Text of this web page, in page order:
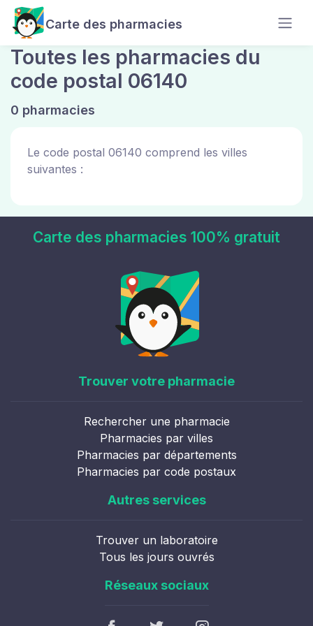
Carte des pharmacies
Toutes les pharmacies du
code postal 06140
0 pharmacies
Le code postal 06140 comprend les villes
suivantes :
Carte des pharmacies 100% gratuit
Trouver votre pharmacie
Rechercher une pharmacie
Pharmacies par villes
Pharmacies par départements
Pharmacies par code postaux
Autres services
Trouver un laboratoire
Tous les jours ouvrés
Réseaux sociaux